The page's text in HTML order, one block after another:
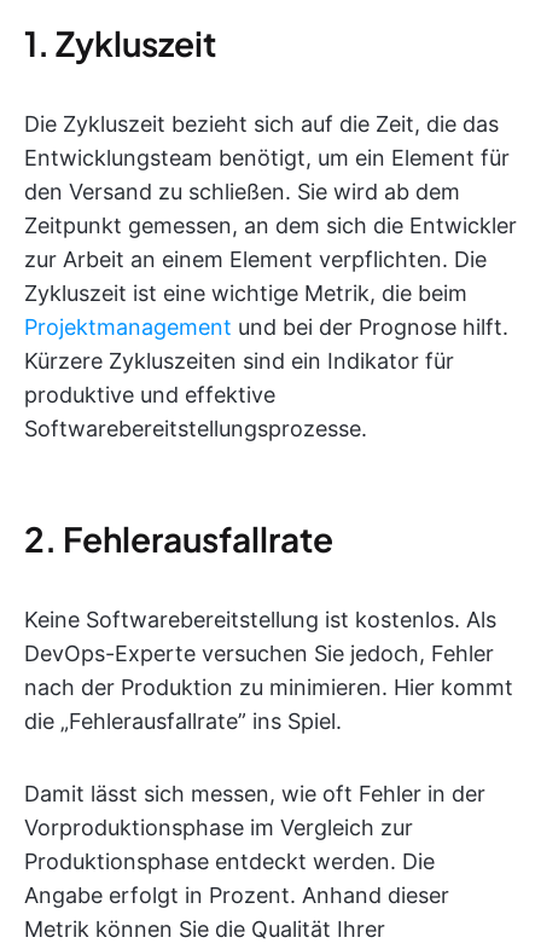
1. Zykluszeit
Die Zykluszeit bezieht sich auf die Zeit, die das
Entwicklungsteam benötigt, um ein Element für
den Versand zu schließen. Sie wird ab dem
Zeitpunkt gemessen, an dem sich die Entwickler
zur Arbeit an einem Element verpflichten. Die
Zykluszeit ist eine wichtige Metrik, die beim
Projektmanagement und bei der Prognose hilft.
Kürzere Zykluszeiten sind ein Indikator für
produktive und effektive
Softwarebereitstellungsprozesse.
2. Fehlerausfallrate
Keine Softwarebereitstellung ist kostenlos. Als
DevOps-Experte versuchen Sie jedoch, Fehler
nach der Produktion zu minimieren. Hier kommt
die „Fehlerausfallrate” ins Spiel.
Damit lässt sich messen, wie oft Fehler in der
Vorproduktionsphase im Vergleich zur
Produktionsphase entdeckt werden. Die
Angabe erfolgt in Prozent. Anhand dieser
Metrik können Sie die Qualität Ihrer